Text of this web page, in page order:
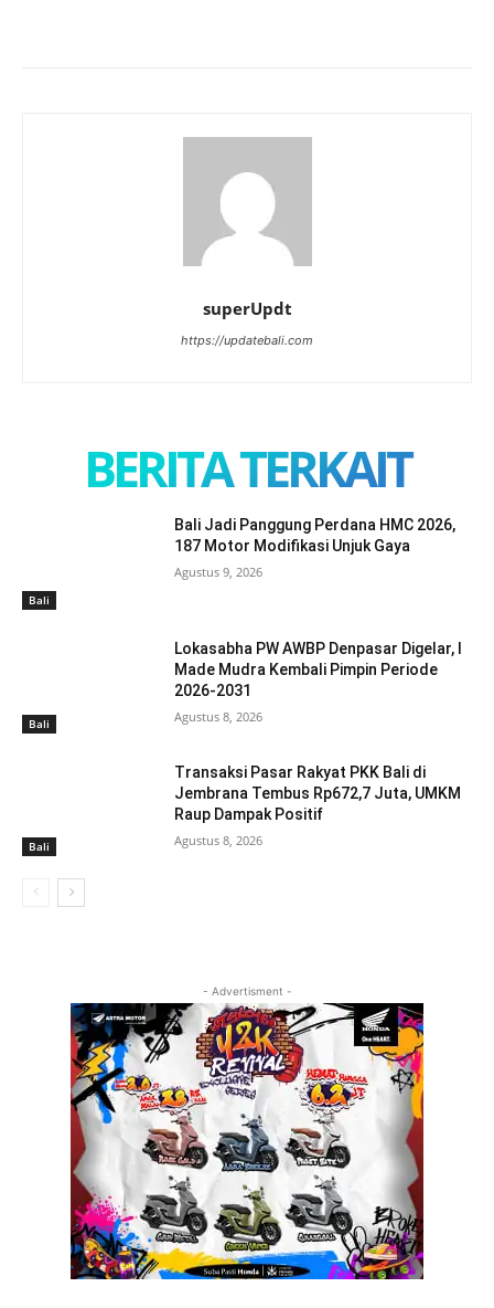
superUpdt
https://updatebali.com
BERITA TERKAIT
Bali
Bali Jadi Panggung Perdana HMC 2026,
187 Motor Modifikasi Unjuk Gaya
Agustus 9, 2026
Bali
Lokasabha PW AWBP Denpasar Digelar, I
Made Mudra Kembali Pimpin Periode
2026-2031
Agustus 8, 2026
Bali
Transaksi Pasar Rakyat PKK Bali di
Jembrana Tembus Rp672,7 Juta, UMKM
Raup Dampak Positif
Agustus 8, 2026
- Advertisment -